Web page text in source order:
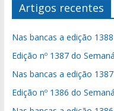
Artigos recentes
Nas bancas a edição
Edição nº 1387 do
Nas bancas a edição
Edição nº 1386 do